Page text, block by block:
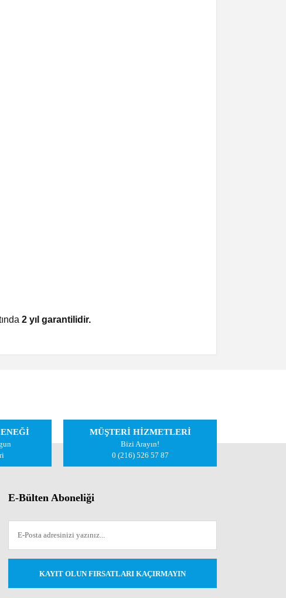
2 yıl garantilidir.
MÜŞTERİ HİZMETLERİ
Bizi Arayın!
0 (216) 526 57 87
E-Bülten Aboneliği
KAYIT OLUN FIRSATLARI KAÇIRMAYIN